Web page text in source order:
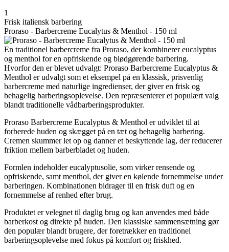
1
Frisk italiensk barbering
Proraso - Barbercreme Eucalytus & Menthol - 150 ml
En traditionel barbercreme fra Proraso, der kombinerer eucalyptus
og menthol for en opfriskende og blødgørende barbering.
Hvorfor den er blevet udvalgt: Proraso Barbercreme Eucalyptus &
Menthol er udvalgt som et eksempel på en klassisk, prisvenlig
barbercreme med naturlige ingredienser, der giver en frisk og
behagelig barberingsoplevelse. Den repræsenterer et populært valg
blandt traditionelle vådbarberingsprodukter.
Proraso Barbercreme Eucalyptus & Menthol er udviklet til at
forberede huden og skægget på en tæt og behagelig barbering.
Cremen skummer let op og danner et beskyttende lag, der reducerer
friktion mellem barberbladet og huden.
Formlen indeholder eucalyptusolie, som virker rensende og
opfriskende, samt menthol, der giver en kølende fornemmelse under
barberingen. Kombinationen bidrager til en frisk duft og en
fornemmelse af renhed efter brug.
Produktet er velegnet til daglig brug og kan anvendes med både
barberkost og direkte på huden. Den klassiske sammensætning gør
den populær blandt brugere, der foretrækker en traditionel
barberingsoplevelse med fokus på komfort og friskhed.